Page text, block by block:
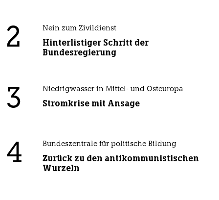
2 Nein zum Zivildienst
Hinterlistiger Schritt der
Bundesregierung
3 Niedrigwasser in Mittel- und Osteuropa
Stromkrise mit Ansage
4 Bundeszentrale für politische Bildung
Zurück zu den antikommunistischen
Wurzeln